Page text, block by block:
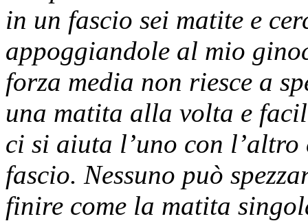
in un fascio sei matite e
appoggiandole al mio
forza media non riesce a
una matita alla volta e
ci si aiuta l’uno con
fascio. Nessuno può
finire come la matita